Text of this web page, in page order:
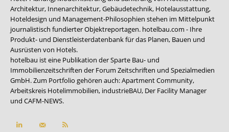
Architektur, Innenarchitektur, Gebäudetechnik, Hotelausstattung,
Hoteldesign und Management-Philosophien stehen im Mittelpunkt
journalistisch fundierter Objektreportagen. hotelbau.com - Ihre
Produkt- und Dienstleisterdatenbank für das Planen, Bauen und
Ausrüsten von Hotels.
hotelbau ist eine Publikation der Sparte Bau- und
Immobilienzeitschriften der Forum Zeitschriften und Spezialmedien
GmbH. Zum Portfolio gehören auch:Apartment Community,
Arbeitskreis Hotelimmobilien, industrieBAU, Der Facility Manager
und CAFM-NEWS.